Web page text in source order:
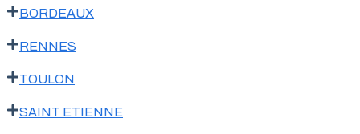
BORDEAUX
RENNES
TOULON
SAINT ETIENNE